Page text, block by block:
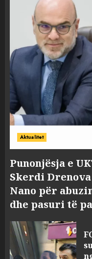
Aktualitet
Punonjësja e
Skerdi Drenova
Nano për
dhe pasuri të